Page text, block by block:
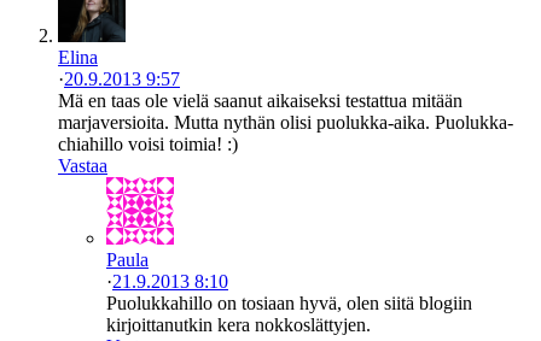
Elina
·20.9.2013 9:57
Mä en taas ole vielä saanut aikaiseksi testattua mitään
marjaversioita. Mutta nythän olisi puolukka-aika. Puolukka-
chiahillo voisi toimia! :)
Vastaa
Paula
·21.9.2013 8:10
Puolukkahillo on tosiaan hyvä, olen siitä blogiin
kirjoittanutkin kera nokkoslättyjen.